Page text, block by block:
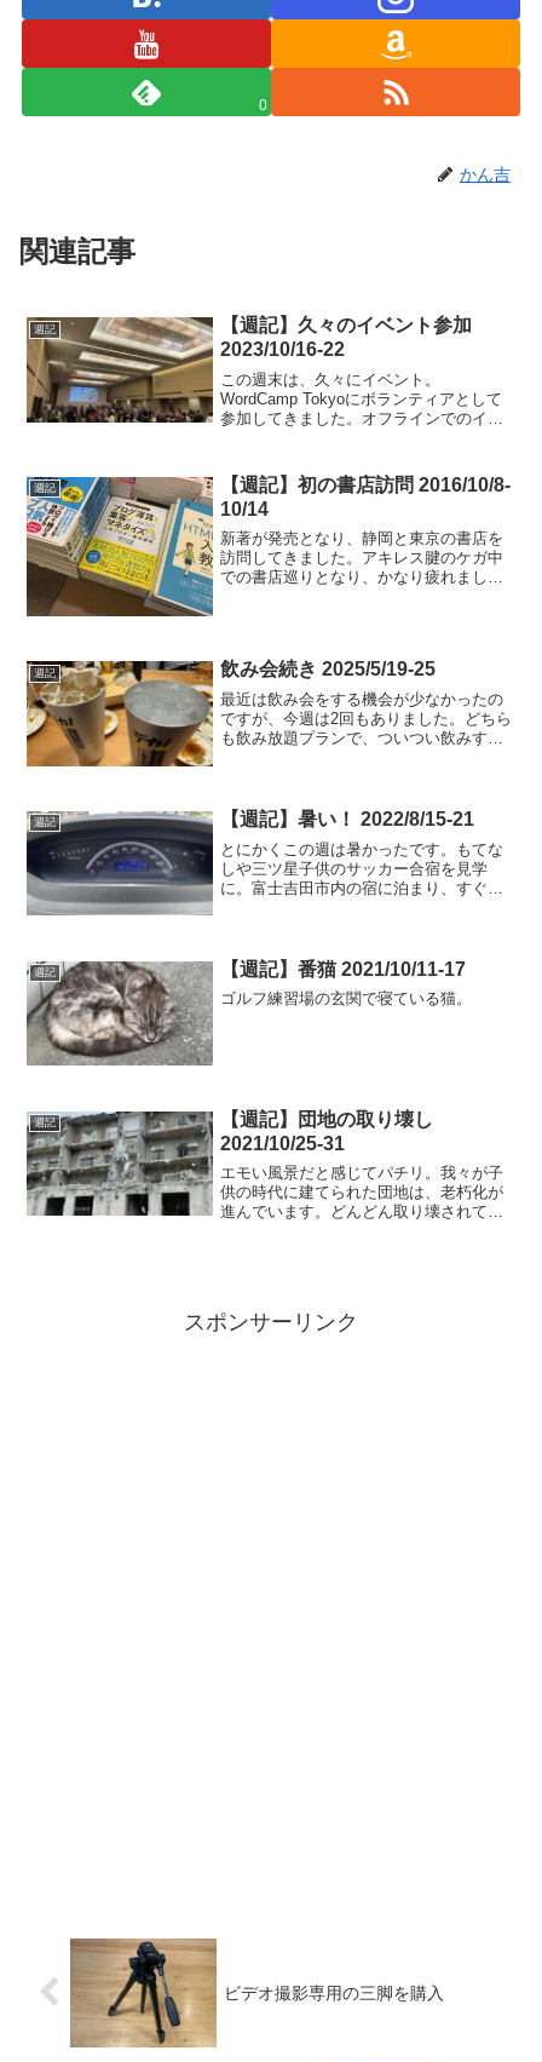
0
かん吉
関連記事
週記
【週記】久々のイベント参加
2023/10/16-22
この週末は、久々にイベント。
WordCamp Tokyoにボランティアとして
参加してきました。オフラインでのイベ
週記
【週記】初の書店訪問 2016/10/8-
10/14
新著が発売となり、静岡と東京の書店を
訪問してきました。アキレス腱のケガ中
での書店巡りとなり、かなり疲れました
週記 飲み会続き 2025/5/19-25
最近は飲み会をする機会が少なかったの
ですが、今週は2回もありました。どちら
も飲み放題プランで、ついつい飲みすぎ
週記 【週記】暑い！ 2022/8/15-21
とにかくこの週は暑かったです。もてな
しや三ツ星子供のサッカー合宿を見学
に。富士吉田市内の宿に泊まり、すぐ側
780円くらい。ゴルフでも...
週記 【週記】番猫 2021/10/11-17
ゴルフ練習場の玄関で寝ている猫。
週記
【週記】団地の取り壊し
2021/10/25-31
エモい風景だと感じてパチリ。我々が子
供の時代に建てられた団地は、老朽化が
進んでいます。どんどん取り壊されてい
スポンサーリンク
ビデオ撮影専用の三脚を購入